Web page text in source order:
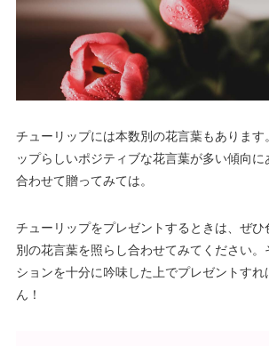
チューリップには本数別の花言葉もあります
ップらしいポジティブな花言葉が多い傾向に
合わせて贈ってみては。
チューリップをプレゼントするときは、ぜひ
別の花言葉を照らし合わせてみてください。
ションを十分に吟味した上でプレゼントす
ん！